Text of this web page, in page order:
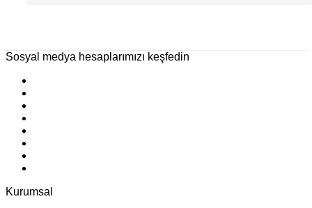
Sosyal medya hesaplarımızı keşfedin
Kurumsal